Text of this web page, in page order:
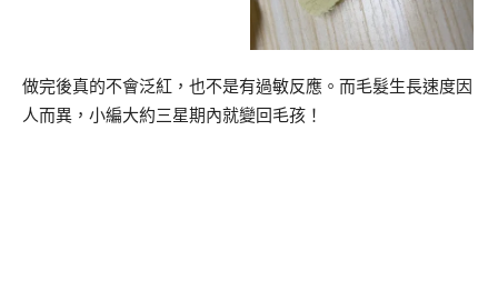
做完後真的不會泛紅，也不是有過敏反應。而毛髮生長速度因
人而異，小編大約三星期內就變回毛孩！